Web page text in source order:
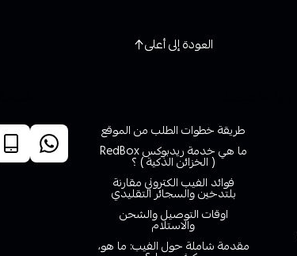
العودة إلى أعلى
طريقة خطوات الطلب من الموقع
ما هي خدمة ريدبوكس RedBox
( الخزائن الذكية ) ؟
فوائد الفيب الكتروني مقارنة
بلتدخين والسجائر التقليدي
اوقات التوصيل والشحن
والاستلام
مقدمة شاملة حول الفيب: ما هو،